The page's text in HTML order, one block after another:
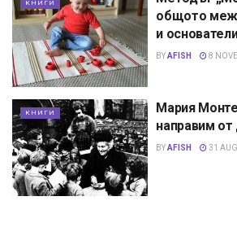
КНИГИ
общото
и
BYAFISH 8
КНИГИ
Мария
направим от
BYAFISH 31